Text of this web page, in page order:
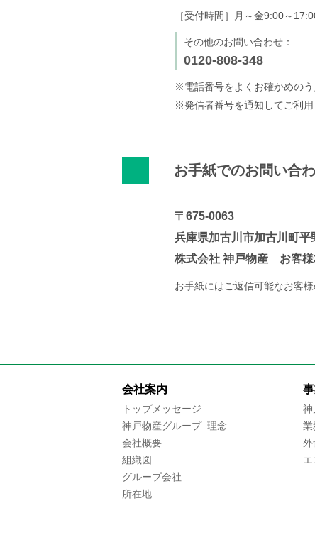
［受付時間］月～金9:00～
その他のお問い合わせ：
0120-808-348
※電話番号をよくお確かめのう
※発信者番号を通知してご利用
お手紙でのお問い合
〒675-0063
兵庫県加古川市加古川町平
株式会社 神戸物産 お客
お手紙にはご返信可能なお客
会社案内
トップメッセージ
神戸物産グループ 理念
会社概要
組織図
グループ会社
所在地
神
業
外